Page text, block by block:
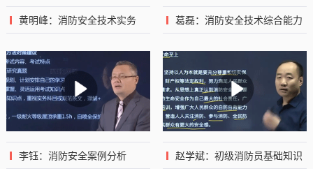
黄明峰：消防安全技术实务 葛磊：消防安全技术综合能力
李钰：消防安全案例分析 赵学斌：初级消防员基础知识